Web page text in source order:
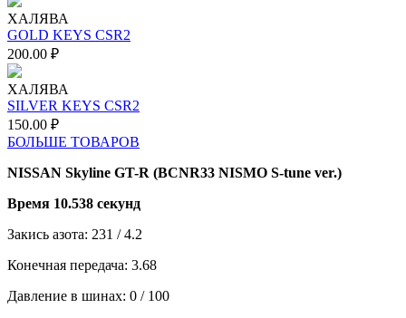
ХАЛЯВА
GOLD KEYS CSR2
200.00 ₽
ХАЛЯВА
SILVER KEYS CSR2
150.00 ₽
БОЛЬШЕ ТОВАРОВ
NISSAN Skyline GT-R (BCNR33 NISMO S-tune ver.)
Время 10.538 секунд
Закись азота: 231 / 4.2
Конечная передача: 3.68
Давление в шинах: 0 / 100